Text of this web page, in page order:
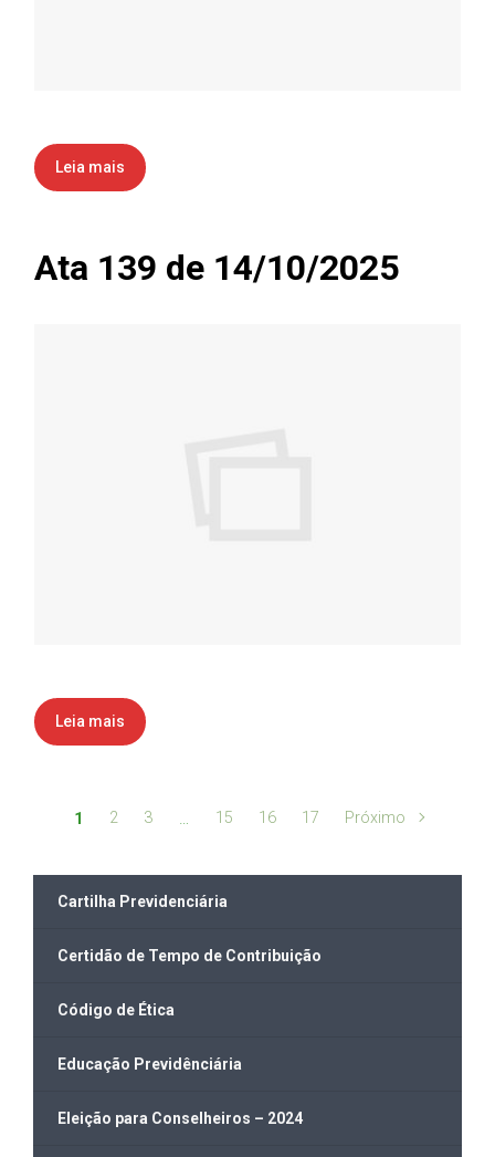
Leia mais
Ata 139 de 14/10/2025
Leia mais
1 2 3 … 15 16 17 Próximo
Cartilha Previdenciária
Certidão de Tempo de Contribuição
Código de Ética
Educação Previdênciária
Eleição para Conselheiros – 2024